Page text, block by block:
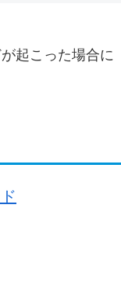
起こった場合に